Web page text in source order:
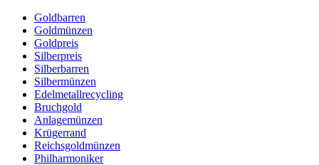
Goldbarren
Goldmünzen
Goldpreis
Silberpreis
Silberbarren
Silbermünzen
Edelmetallrecycling
Bruchgold
Anlagemünzen
Krügerrand
Reichsgoldmünzen
Philharmoniker